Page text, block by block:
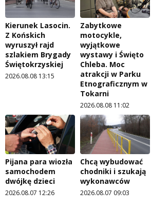
Kierunek Lasocin.
Z Końskich
wyruszył rajd
szlakiem Brygady
Świętokrzyskiej
2026.08.08 13:15
Zabytkowe
motocykle,
wyjątkowe
wystawy i Święto
Chleba. Moc
atrakcji w Parku
Etnograficznym w
Tokarni
2026.08.08 11:02
Pijana para wiozła
samochodem
dwójkę dzieci
2026.08.07 12:26
Chcą wybudować
chodniki i szukają
wykonawców
2026.08.07 09:03